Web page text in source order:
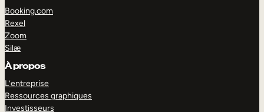
Booking.com
Rexel
Zoom
Silæ
À propos
L’entreprise
Ressources graphiques
Investisseurs